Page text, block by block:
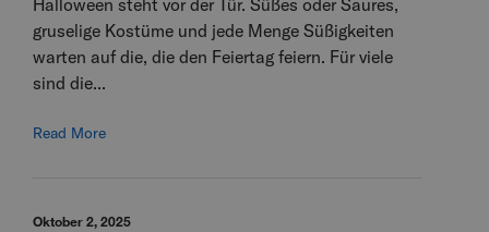
Halloween steht vor der Tür. Süßes oder Saures,
gruselige Kostüme und jede Menge Süßigkeiten
warten auf die, die den Feiertag feiern. Für viele
sind die...
Read More
Oktober 2, 2025